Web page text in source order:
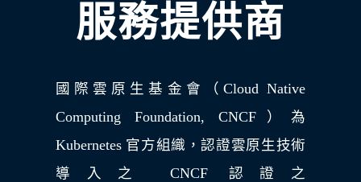
服務提供商
國際雲原生基金會（Cloud Native
Computing Foundation, CNCF）為
Kubernetes 官方組織，認證雲原生技術
導入之 CNCF 認證之